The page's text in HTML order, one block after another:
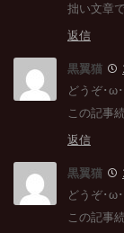
拙い文章
返信
黒翼猫
どうぞ･ω･
この記事
返信
黒翼猫
どうぞ･ω･
この記事